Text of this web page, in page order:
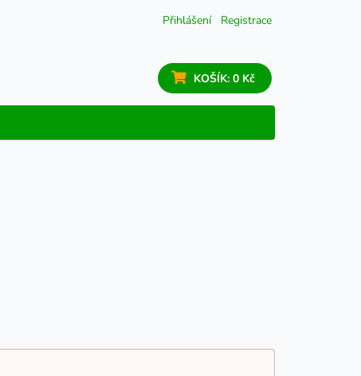
Přihlášení Registrace
KOŠÍK: 0 Kč